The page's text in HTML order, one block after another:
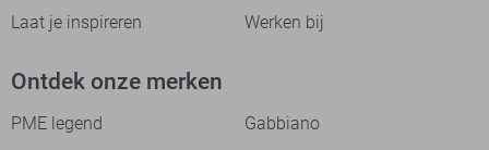
Laat je inspireren Werken bij
Ontdek onze merken
PME legend
Gabbiano